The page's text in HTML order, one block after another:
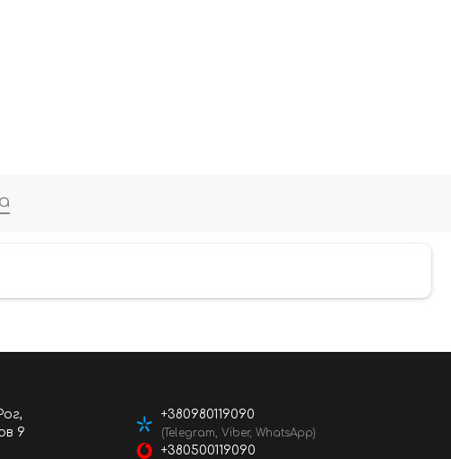
9
+380980119090
(Telegram, Viber, WhatsApp)
+380500119090